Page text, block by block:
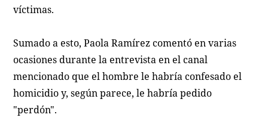
víctimas.
Sumado a esto, Paola Ramírez comentó en varias
ocasiones durante la entrevista en el canal
mencionado que el hombre le habría confesado el
homicidio y, según parece, le habría pedido
"perdón".